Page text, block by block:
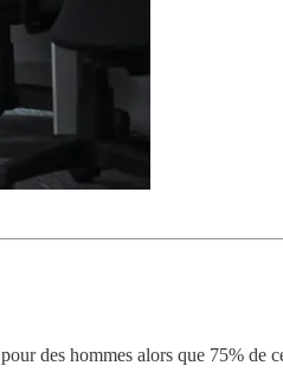
des hommes alors que 75% de